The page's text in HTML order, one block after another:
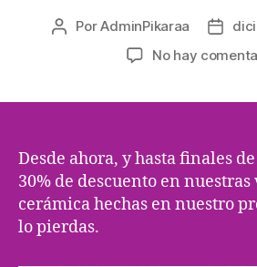
Autor
PorAdminPikaraa
Fecha
No hay
Desde ahora, y hasta finales
30% de descuento en nuestras
cerámica hechas en nuestro
lo pierdas.